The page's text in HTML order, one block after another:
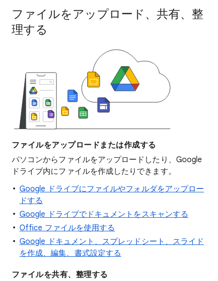
ファイルをアップロード、共有、整
理する
ファイルをアップロードまたは作成する
パソコンからファイルをアップロードしたり、Google
ドライブ内にファイルを作成したりできます。
Google ドライブにファイルやフォルダをアップロー
ドする
Google ドライブでドキュメントをスキャンする
Office ファイルを使用する
Google ドキュメント、スプレッドシート、スライド
を作成、編集、書式設定する
ファイルを共有、整理する